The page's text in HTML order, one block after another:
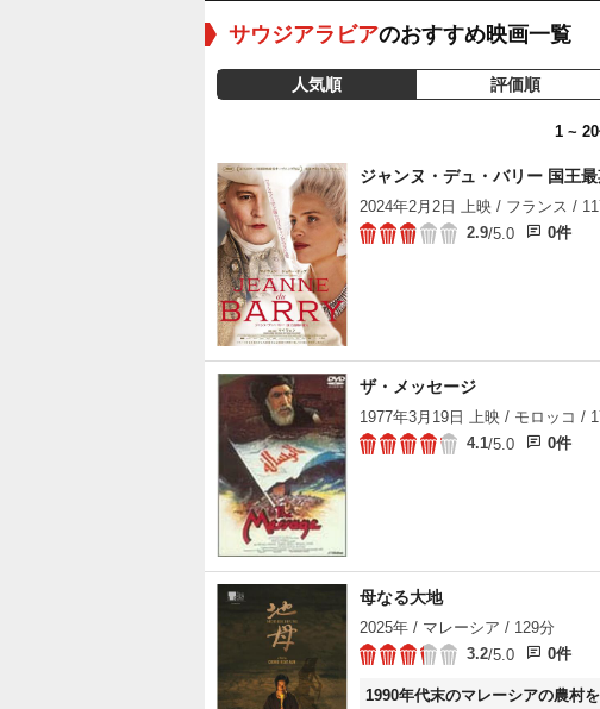
サウジアラビアのおすすめ映画一覧
人気順 評価順
1 ~
ジャンヌ・デュ・バリー 国王
2024年2月2日 上映 / フランス /
2.9/5.0 0件
ザ・メッセージ
1977年3月19日 上映 / モロッコ /
4.1/5.0 0件
母なる大地
2025年 / マレーシア / 129分
3.2/5.0 0件
1990年代末のマレーシアの農村